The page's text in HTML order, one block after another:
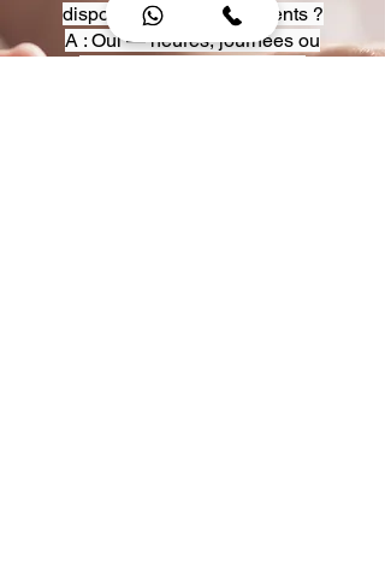
disposition pour événements ?
A : Oui — heures, journées ou